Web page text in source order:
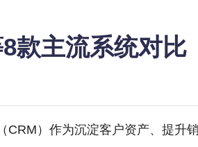
款主流系统对比
）作为沉淀客户资产、提升